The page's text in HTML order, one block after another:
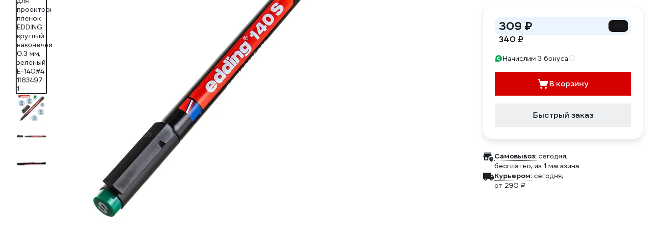
309 ₽
340 ₽
Начислим 3 бонуса
В корзину
Быстрый заказ
Самовывоз: сегодня,
бесплатно, из 1 магазина
Курьером: сегодня,
от 290 ₽